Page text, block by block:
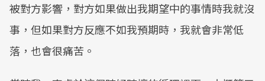
被對方影響，對方如果做出我期望中的事情時我就沒
事，但如果對方反應不如我預期時，我就會非常低
落，也會很痛苦。